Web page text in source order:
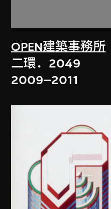
OPEN建築事務所
二環．2049
2009–2011